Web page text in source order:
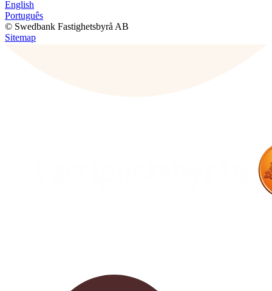
English
Português
© Swedbank Fastighetsbyrå AB
Sitemap